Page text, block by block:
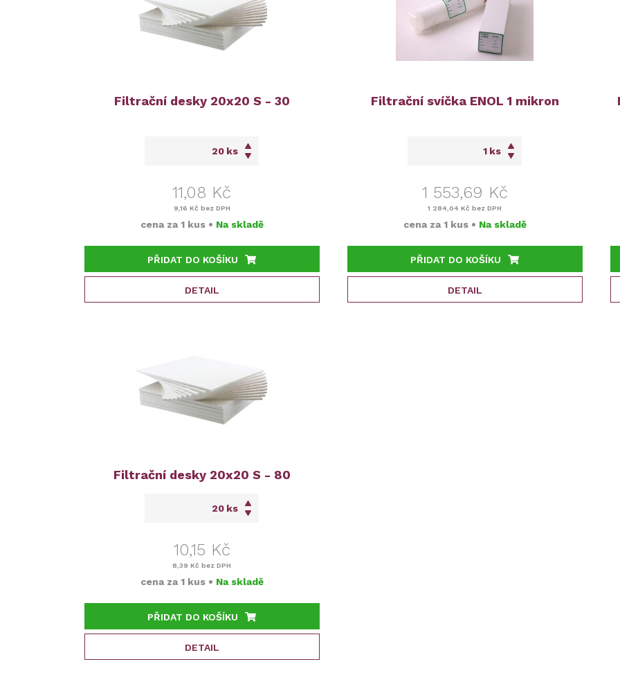
Filtrační desky 20x20 S - 30
ks
11,08 Kč
9,16 Kč bez DPH
cena za 1 kus • Na skladě
PŘIDAT DO KOŠÍKU
DETAIL
Filtrační svíčka ENOL 1 mikron
ks
1 553,69 Kč
1 284,04 Kč bez DPH
cena za 1 kus • Na skladě
PŘIDAT DO KOŠÍKU
DETAIL
Filtrační desky 20x20 S - 80
ks
10,15 Kč
8,39 Kč bez DPH
cena za 1 kus • Na skladě
PŘIDAT DO KOŠÍKU
DETAIL